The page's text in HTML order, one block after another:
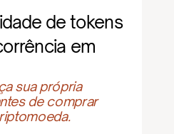
de tokens
em
sua própria
de comprar